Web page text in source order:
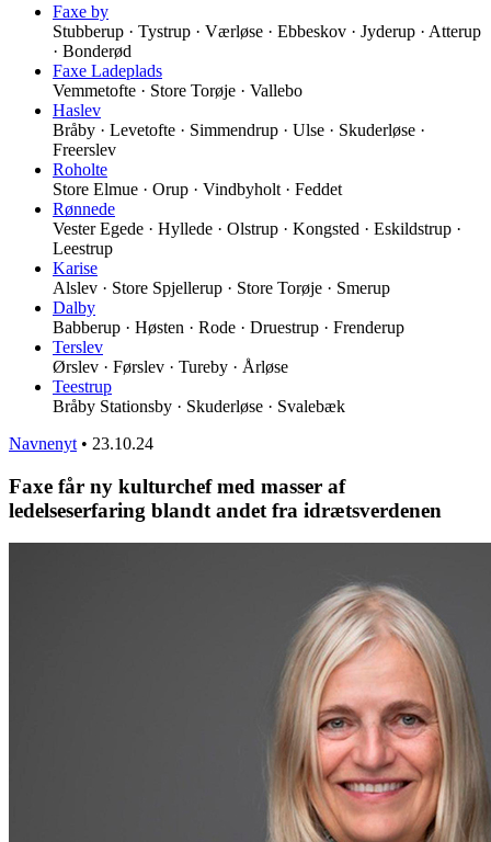
Faxe by
Stubberup · Tystrup · Værløse · Ebbeskov · Jyderup · Atterup
· Bonderød
Faxe Ladeplads
Vemmetofte · Store Torøje · Vallebo
Haslev
Bråby · Levetofte · Simmendrup · Ulse · Skuderløse ·
Freerslev
Roholte
Store Elmue · Orup · Vindbyholt · Feddet
Rønnede
Vester Egede · Hyllede · Olstrup · Kongsted · Eskildstrup ·
Leestrup
Karise
Alslev · Store Spjellerup · Store Torøje · Smerup
Dalby
Babberup · Høsten · Rode · Druestrup · Frenderup
Terslev
Ørslev · Førslev · Tureby · Årløse
Teestrup
Bråby Stationsby · Skuderløse · Svalebæk
Navnenyt • 23.10.24
Faxe får ny kulturchef med masser af
ledelseserfaring blandt andet fra idrætsverdenen